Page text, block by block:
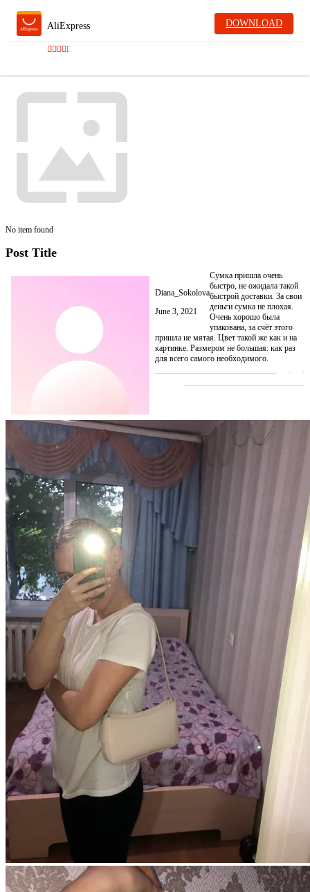
AliExpress DOWNLOAD
No item found
Post Title
Diana_Sokolova
June 3, 2021
Сумка пришла очень
быстро, не ожидала такой
быстрой доставки. За свои
деньги сумка не плохая.
Очень хорошо была
упакована, за счёт этого
пришла не мятая. Цвет такой же как и на
картинке. Размером не большая: как раз
для всего самого необходимого.